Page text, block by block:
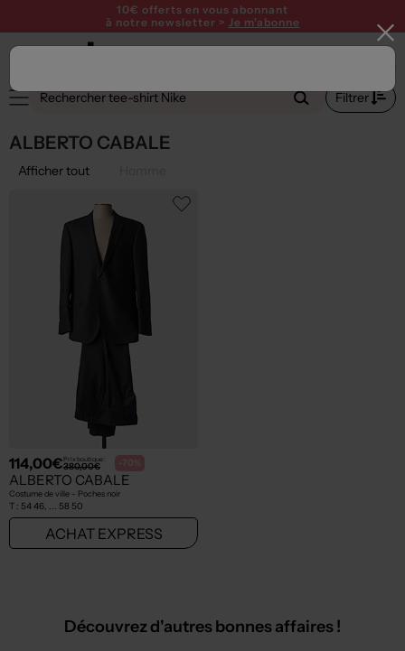
10€ offerts en vous abonnant
à notre newsletter > Je m'abonne
Filtrer
ALBERTO CABALE
Afficher tout
114,00€Prix boutique :
380,00€ -70%
ALBERTO CABALE
Costume de ville - Poches noir
T : 54 46, ... 58 50
ACHAT EXPRESS
Découvrez d'autres bonnes affaires !